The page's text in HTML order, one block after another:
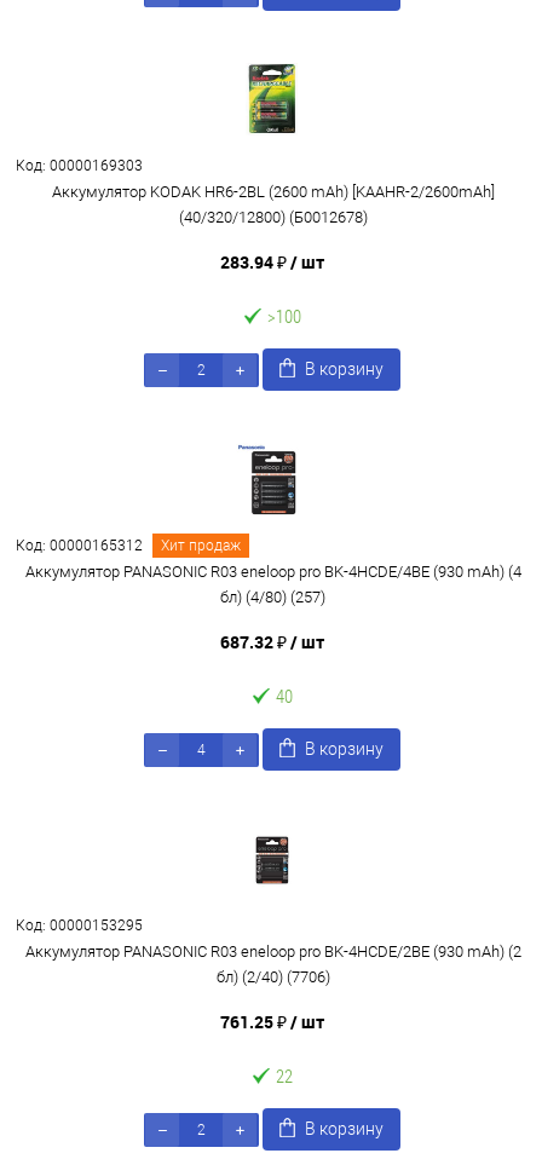
Код: 00000169303
Аккумулятор KODAK HR6-2BL (2600 mAh) [KAAHR-2/2600mAh]
(40/320/12800) (Б0012678)
283.94 ₽/ шт
>100
В корзину
Код: 00000165312 Хит продаж
Аккумулятор PANASONIC R03 eneloop pro BK-4HCDE/4BE (930 mAh) (4
бл) (4/80) (257)
687.32 ₽/ шт
40
В корзину
Код: 00000153295
Аккумулятор PANASONIC R03 eneloop pro BK-4HCDE/2BE (930 mAh) (2
бл) (2/40) (7706)
761.25 ₽/ шт
22
В корзину